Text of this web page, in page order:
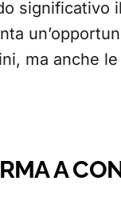
significativo
ma anche
A